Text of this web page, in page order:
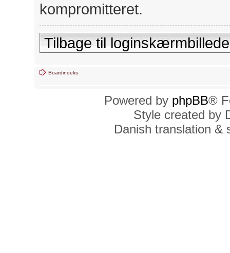
kompromitteret.
Tilbage til loginskærmbillede
Boardindeks
Powered by phpBB®
Style created by
Danish translation &